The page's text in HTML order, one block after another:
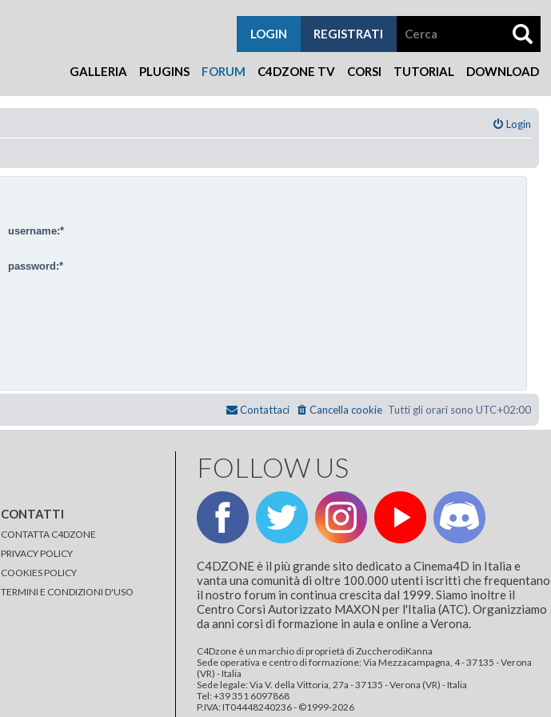
GALLERIA PLUGINS FORUM C4DZONE TV CORSI TUTORIAL DOWNLOAD
REGISTRATI
LOGIN
Login
username:
password:
Tutti gli orari sono UTC+02:00
Cancella cookie
Contattaci
CONTATTI
CONTATTA C4DZONE
PRIVACY POLICY
COOKIES POLICY
TERMINI E CONDIZIONI D'USO
FOLLOW US
C4DZONE è il più grande sito dedicato a Cinema4D in Italia e
vanta una comunità di oltre 100.000 utenti iscritti che frequentano
il nostro forum in continua crescita dal 1999. Siamo inoltre il
Centro Corsi Autorizzato MAXON per l'Italia (ATC). Organizziamo
da anni corsi di formazione in aula e online a Verona.
C4Dzone è un marchio di proprietà di ZuccherodiKanna
Sede operativa e centro di formazione: Via Mezzacampagna, 4 - 37135 - Verona
(VR) - Italia
Sede legale: Via V. della Vittoria, 27a - 37135 - Verona (VR) - Italia
Tel: +39 351 6097868‬
P.IVA: IT04448240236 - ©1999-2026